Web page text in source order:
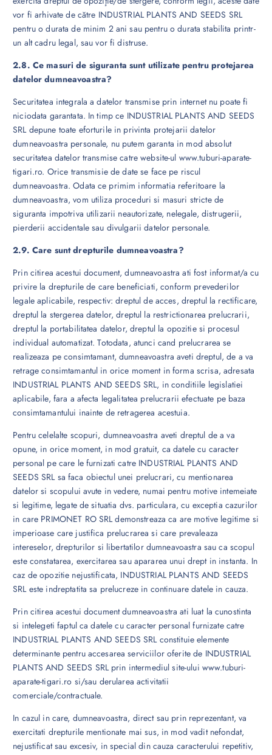
vor fi arhivate de către INDUSTRIAL PLANTS AND SEEDS SRL
pentru o durata de minim 2 ani sau pentru o durata stabilita printr-
un alt cadru legal, sau vor fi distruse.
2.8. Ce masuri de siguranta sunt utilizate pentru protejarea
datelor dumneavoastra?
Securitatea integrala a datelor transmise prin internet nu poate fi
niciodata garantata. In timp ce INDUSTRIAL PLANTS AND SEEDS
SRL depune toate eforturile in privinta protejarii datelor
dumneavoastra personale, nu putem garanta in mod absolut
securitatea datelor transmise catre website-ul www.tuburi-aparate-
tigari.ro. Orice transmisie de date se face pe riscul
dumneavoastra. Odata ce primim informatia referitoare la
dumneavoastra, vom utiliza proceduri si masuri stricte de
siguranta impotriva utilizarii neautorizate, nelegale, distrugerii,
pierderii accidentale sau divulgarii datelor personale.
2.9. Care sunt drepturile dumneavoastra?
Prin citirea acestui document, dumneavoastra ati fost informat/a cu
privire la drepturile de care beneficiati, conform prevederilor
legale aplicabile, respectiv: dreptul de acces, dreptul la rectificare,
dreptul la stergerea datelor, dreptul la restrictionarea prelucrarii,
dreptul la portabilitatea datelor, dreptul la opozitie si procesul
individual automatizat. Totodata, atunci cand prelucrarea se
realizeaza pe consimtamant, dumneavoastra aveti dreptul, de a va
retrage consimtamantul in orice moment in forma scrisa, adresata
INDUSTRIAL PLANTS AND SEEDS SRL, in conditiile legislatiei
aplicabile, fara a afecta legalitatea prelucrarii efectuate pe baza
consimtamantului inainte de retragerea acestuia.
Pentru celelalte scopuri, dumneavoastra aveti dreptul de a va
opune, in orice moment, in mod gratuit, ca datele cu caracter
personal pe care le furnizati catre INDUSTRIAL PLANTS AND
SEEDS SRL sa faca obiectul unei prelucrari, cu mentionarea
datelor si scopului avute in vedere, numai pentru motive intemeiate
si legitime, legate de situatia dvs. particulara, cu exceptia cazurilor
in care PRIMONET RO SRL demonstreaza ca are motive legitime si
imperioase care justifica prelucrarea si care prevaleaza
intereselor, drepturilor si libertatilor dumneavoastra sau ca scopul
este constatarea, exercitarea sau apararea unui drept in instanta. In
caz de opozitie nejustificata, INDUSTRIAL PLANTS AND SEEDS
SRL este indreptatita sa prelucreze in continuare datele in cauza.
Prin citirea acestui document dumneavoastra ati luat la cunostinta
si intelegeti faptul ca datele cu caracter personal furnizate catre
INDUSTRIAL PLANTS AND SEEDS SRL constituie elemente
determinante pentru accesarea serviciilor oferite de INDUSTRIAL
PLANTS AND SEEDS SRL prin intermediul site-ului www.tuburi-
aparate-tigari.ro si/sau derularea activitatii
comerciale/contractuale.
In cazul in care, dumneavoastra, direct sau prin reprezentant, va
exercitati drepturile mentionate mai sus, in mod vadit nefondat,
nejustificat sau excesiv, in special din cauza caracterului repetitiv,